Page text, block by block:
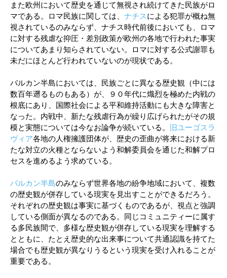
また欧州において歴史を通じて無視され続けてきた民族がロ
マである。ロマ民族に関しては、 ナチスによる犯罪が概ね無
視されているのみならず、ナチス時代前後においても、ロマ
に対する残虐な抑圧・差別政策が欧州の各地で行われた事実
についてあまり知らされていない。ロマに対する公式謝罪も
未だにほとんど行われていないのが現状である。
バルカン半島においては、民族ごとに異なる歴史観（中には
数百年遡るものもある）が、９０年代に熾烈を極めた内戦の
根底にあり、国際社会による平和維持活動にも大きな障害と
なった。内戦中、新たな残虐行為が繰り広げられたがその規
模と実態については今なお論争が続いている。
旧ユーゴスラ
ヴィア各地の人権擁護団体が、歴史の歪曲が将来における新
たな対立の火種とならないよう和解委員会を通じた和解プロ
セスを進めるよう求めている。
バルカン半島のみならず世界各地の紛争地域において、複数
の歴史観が併存している現実を見出すことができるだろう。
それぞれの歴史観は事実に基づくものであるが、視点と強調
している側面が異なるのである。同じコミュニティーに属す
る多民族間で、多様な歴史観が併存している現実を理解する
とともに、たとえ歴史的な出来事について共通認識を持てた
場合でも歴史観が異なりうるという現実を受け入れることが
重要である。